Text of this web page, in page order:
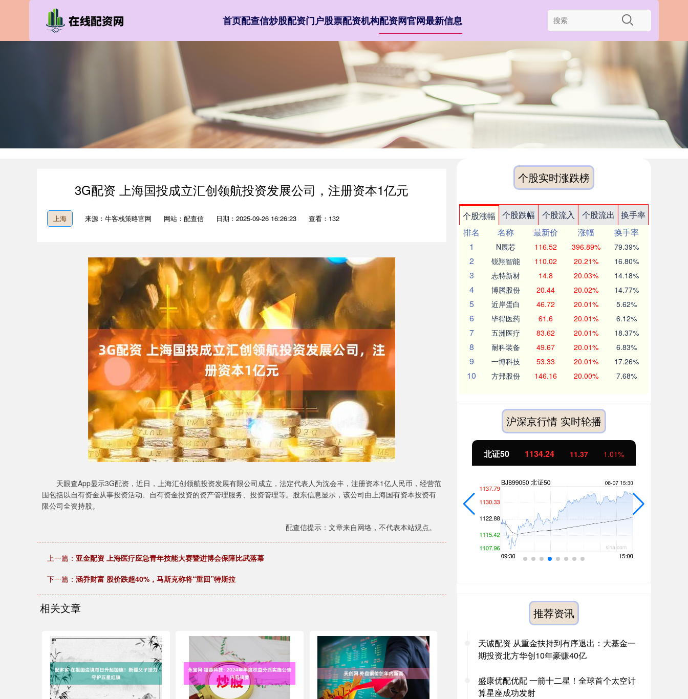
首页配查信炒股配资门户股票配资机构配资网官网最新信息
3G配资 上海国投成立汇创领航投资发展公司，注册资本1亿元
上海 来源：牛客栈策略官网 网站：配查信 日期：2025-09-26 16:26:23 查看：132
天眼查App显示3G配资，近日，上海汇创领航投资发展有限公司成立，法定代表人为沈会丰，注册资本1亿人民币，经营范
围包括以自有资金从事投资活动、自有资金投资的资产管理服务、投资管理等。股东信息显示，该公司由上海国有资本投资有
限公司全资持股。
配查信提示：文章来自网络，不代表本站观点。
上一篇： 亚金配资 上海医疗应急青年技能大赛暨进博会保障比武落幕
下一篇： 涵乔财富 股价跌超40%，马斯克称将“重回”特斯拉
相关文章
个股实时涨跌榜
个股涨幅 个股跌幅 个股流入 个股流出
换手率
排名
名称 最新价 涨幅
换手率
1
N展芯 116.52 396.89% 79.39%
2 锐翔智能 110.02 20.21% 16.80%
3 志特新材 14.8 20.03% 14.18%
4 博腾股份 20.44 20.02% 14.77%
5 近岸蛋白 46.72 20.01% 5.62%
6 毕得医药 61.6 20.01% 6.12%
7 五洲医疗 83.62 20.01% 18.37%
8 耐科装备 49.67 20.01% 6.83%
9 一博科技 53.33 20.01% 17.26%
10 方邦股份 146.16 20.00% 7.68%
沪深京行情 实时轮播
深证成指 14311.01 200.89 1.42% 沪深300 4694.44 43.13 北证50 1134.24 11.37 1.01%
推荐资讯
天诚配资 从重金扶持到有序退出：大基金一
期投资北方华创10年豪赚40亿
盛康优配优配 一箭十二星！全球首个太空计
算星座成功发射